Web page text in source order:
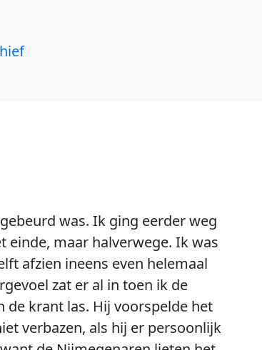
was. Ik ging eerder weg
einde, maar halverwege. Ik was
afzien ineens even helemaal
zat er al in toen ik de
krant las. Hij voorspelde het
verbazen, als hij er persoonlijk